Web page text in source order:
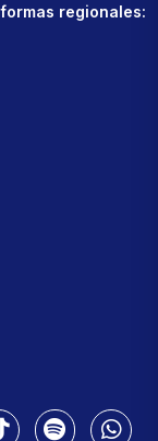
regionales: